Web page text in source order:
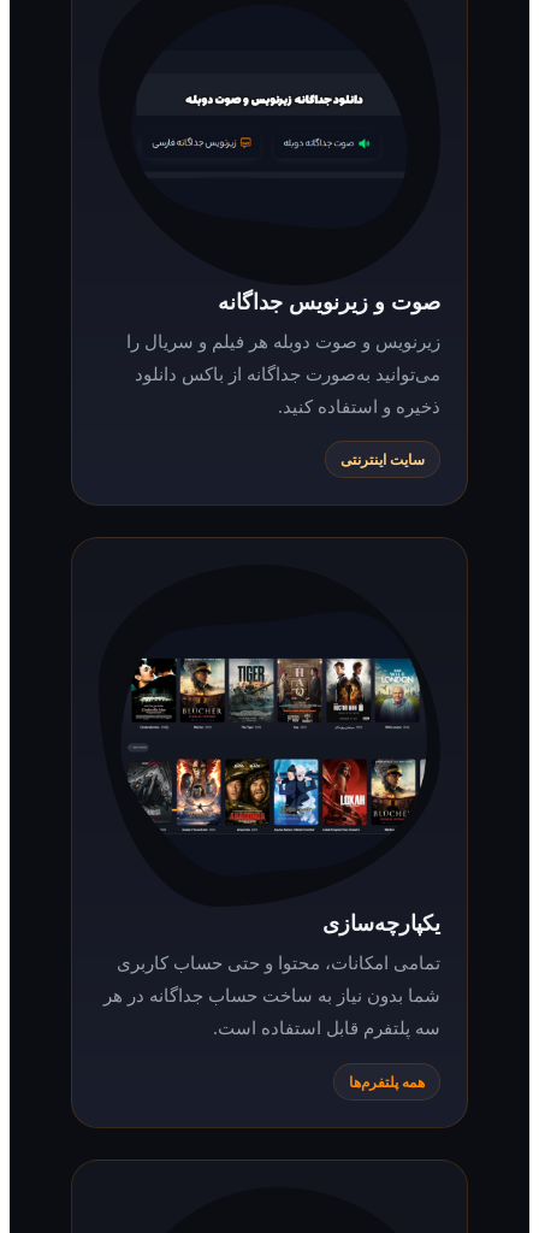
صوت و زیرنویس جداگانه
زیرنویس و صوت دوبله هر فیلم و سریال را
می‌توانید به‌صورت جداگانه از باکس دانلود
ذخیره و استفاده کنید.
سایت اینترنتی
یکپارچه‌سازی
تمامی امکانات، محتوا و حتی حساب کاربری
شما بدون نیاز به ساخت حساب جداگانه در هر
سه پلتفرم قابل استفاده است.
همه پلتفرم‌ها